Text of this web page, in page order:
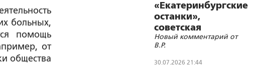
больных,
помощь
от
общества
«Екатеринбургские
останки»,
советская
символика и
цифровизации
Новый комментарий от
В.Р.
30.07.2026 21:44